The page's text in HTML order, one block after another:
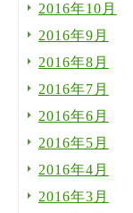
2016年10月
2016年9月
2016年8月
2016年7月
2016年6月
2016年5月
2016年4月
2016年3月